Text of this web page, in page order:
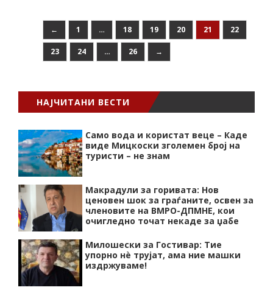
← 1 … 18 19 20 21 22
23 24 … 26 →
НАЈЧИТАНИ ВЕСТИ
Само вода и користат веце – Каде
виде Мицкоски зголемен број на
туристи – не знам
Макрадули за горивата: Нов
ценовен шок за граѓаните, освен за
членовите на ВМРО-ДПМНЕ, кои
очигледно точат некаде за џабе
Милошески за Гостивар: Тие
упорно нѐ трујат, ама ние машки
издржуваме!